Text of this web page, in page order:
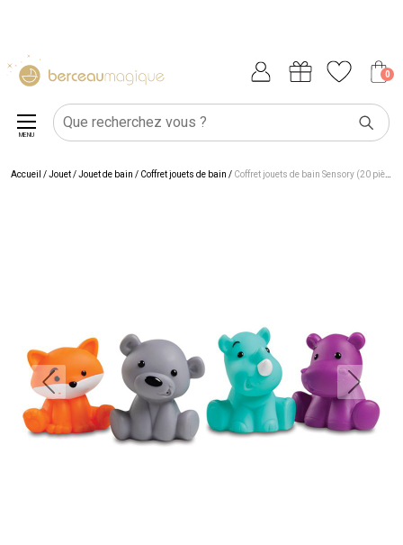
0
MENU
Accueil /Jouet/Jouet de bain / Coffret jouets de bain / Coffret jouets de bain Sensory (20 pièces)